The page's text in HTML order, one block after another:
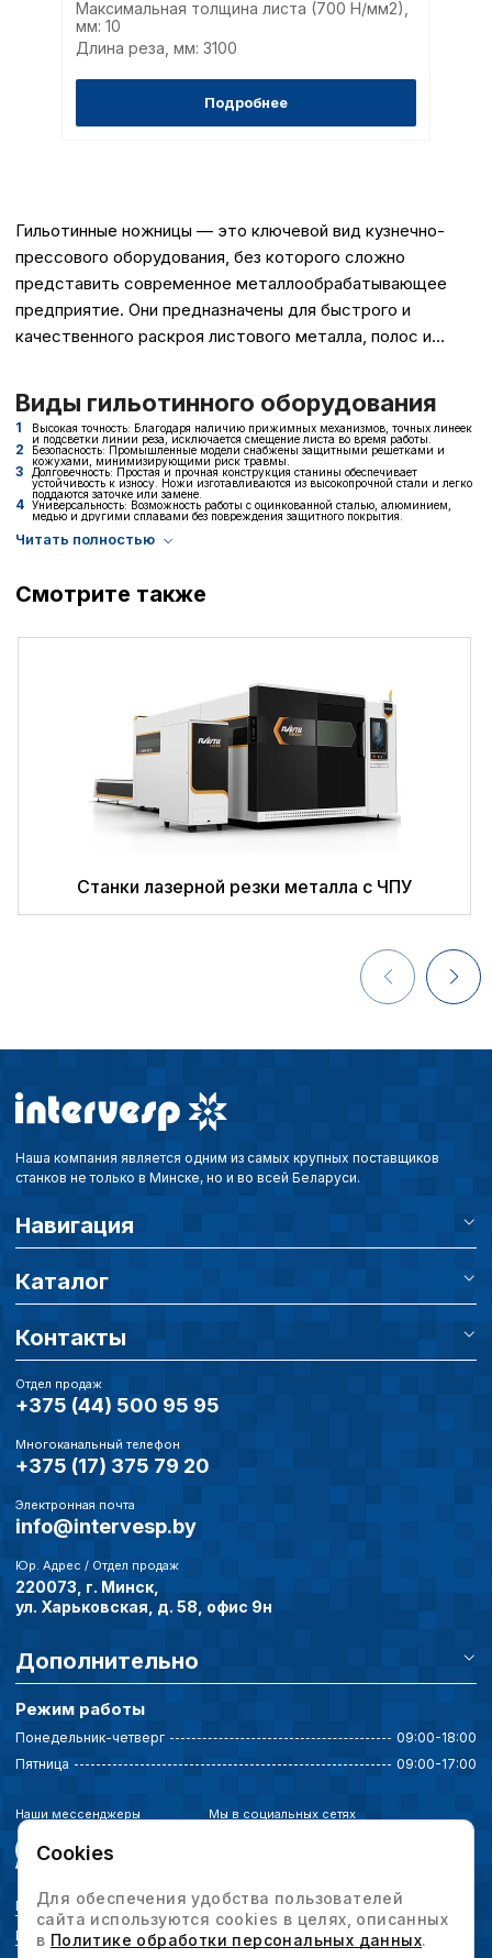
Максимальная толщина листа (700 Н/мм2),
мм: 10
Длина реза, мм: 3100
Подробнее
Гильотинные ножницы — это ключевой вид кузнечно-
прессового оборудования, без которого сложно
представить современное металлообрабатывающее
предприятие. Они предназначены для быстрого и
качественного раскроя листового металла, полос и
преимущество этого метода заключается в том, что
резка происходит без предварительного нагрева
заготовки, сохраняя физические свойства металла и
обеспечивая чистую кромку.
Виды гильотинного оборудования
Высокая точность: Благодаря наличию прижимных механизмов, точных линеек
и подсветки линии реза, исключается смещение листа во время работы.
Безопасность: Промышленные модели снабжены защитными решетками и
кожухами, минимизирующими риск травмы.
Долговечность: Простая и прочная конструкция станины обеспечивает
устойчивость к износу. Ножи изготавливаются из высокопрочной стали и легко
поддаются заточке или замене.
Универсальность: Возможность работы с оцинкованной сталью, алюминием,
медью и другими сплавами без повреждения защитного покрытия.
Смотрите также
Станки лазерной резки металла с ЧПУ
Наша компания является одним из самых крупных поставщиков
станков не только в Минске, но и во всей Беларуси.
Навигация
Каталог
Контакты
Отдел продаж
+375 (44) 500 95 95
Многоканальный телефон
+375 (17) 375 79 20
Электронная почта
info@intervesp.by
Юр. Адрес / Отдел продаж
220073, г. Минск,
ул. Харьковская, д. 58, офис 9н
Дополнительно
Режим работы
Понедельник-четверг
09:00-18:00
Пятница
09:00-17:00
Наши мессенджеры Мы в социальных сетях
Политика конфиденциальности
Выбор настроек cookie
Cookies
Для обеспечения удобства пользователей
сайта используются cookies в целях, описанных
в Политике обработки персональных данных.